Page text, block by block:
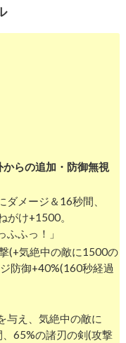
らの追加・防御無視
メージ＆16秒間、
がけ+1500。
ふっ！」
(+気絶中の敵に1500の
防御+40%(160秒経過
与え、気絶中の敵に
65%の諸刃の剣(攻撃